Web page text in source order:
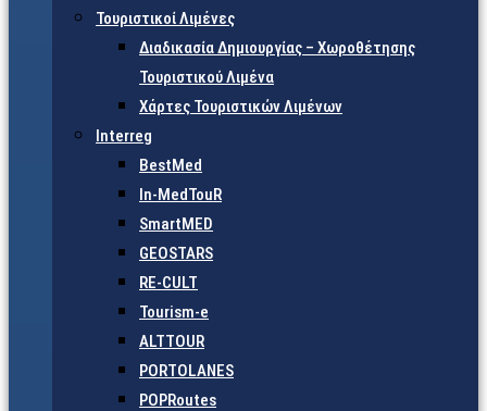
Τουριστικοί Λιμένες
Διαδικασία Δημιουργίας – Χωροθέτησης
Τουριστικού Λιμένα
Χάρτες Τουριστικών Λιμένων
Interreg
BestMed
In-MedTouR
SmartMED
GEOSTARS
RE-CULT
Tourism-e
ALTTOUR
PORTOLANES
POPRoutes